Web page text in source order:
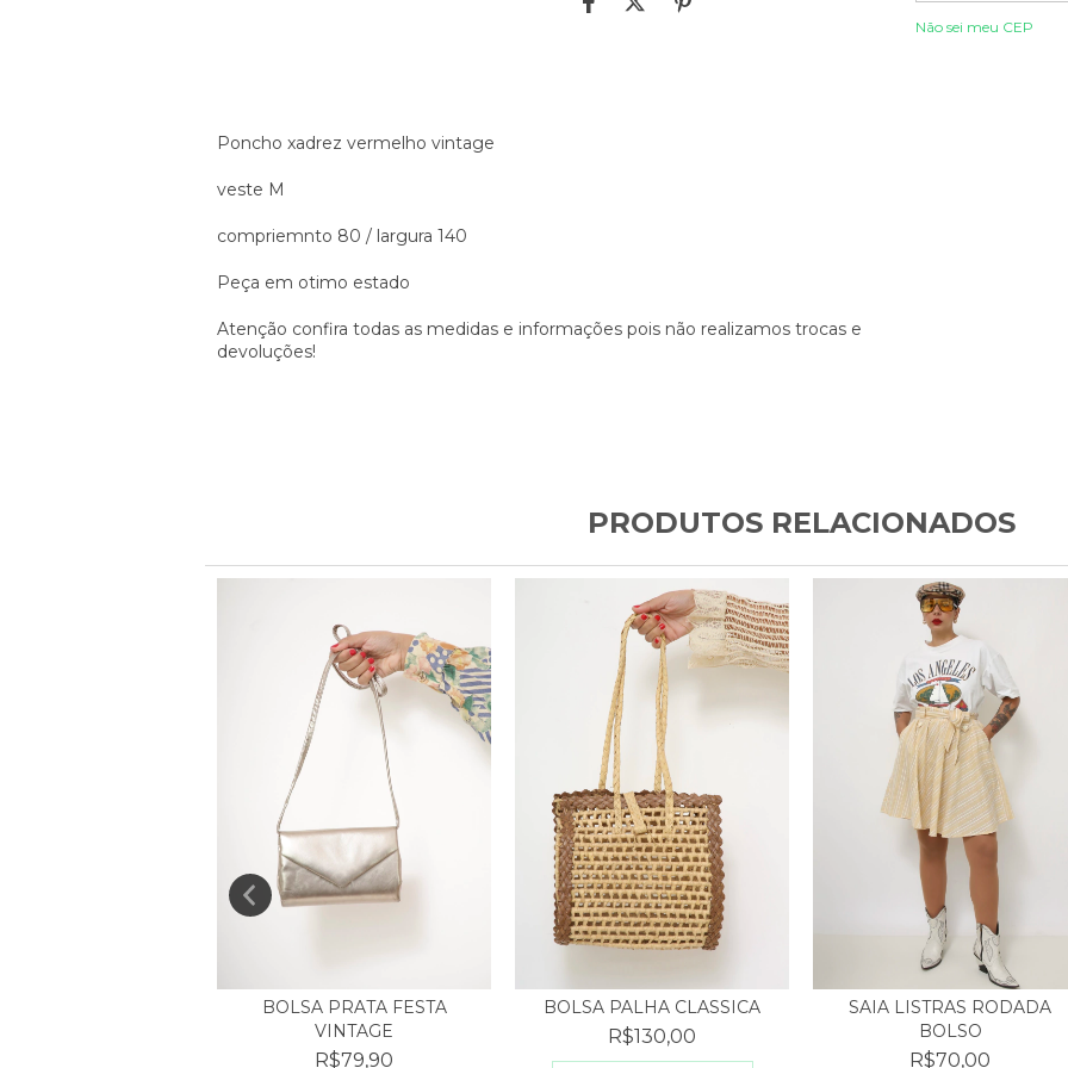
Poncho xadrez vermelho vintage
veste M
compriemnto 80 / largura 140
Peça em otimo estado
Atenção confira todas as medidas e informações pois não realizamos trocas e
devoluções!
Não sei meu CEP
PRODUTOS RELACIONADOS
BOLSA PRATA FESTA
VINTAGE
R$79,90
BOLSA PALHA CLASSICA
R$130,00
SAIA LISTRAS RODADA
BOLSO
R$70,00